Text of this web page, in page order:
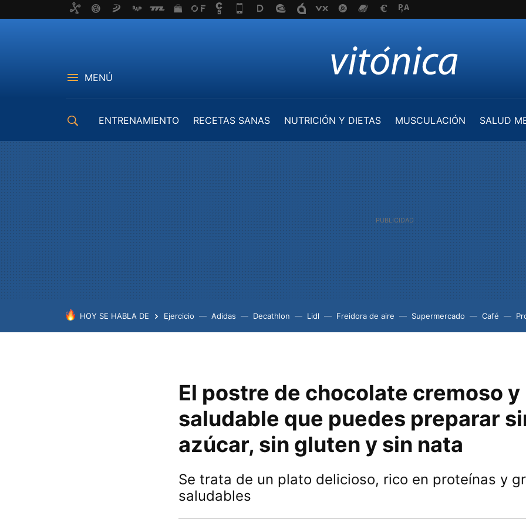
MENÚ
ENTRENAMIENTO RECETAS SANAS NUTRICIÓN Y DIETAS MUSCULACIÓN
SALUD
HOY SE HABLA DE Ejercicio Adidas Decathlon Lidl Freidora de aire Supermercado Café
El postre de chocolate cremoso y
saludable que puedes preparar
azúcar, sin gluten y sin nata
Se trata de un plato delicioso, rico en proteínas y
saludables